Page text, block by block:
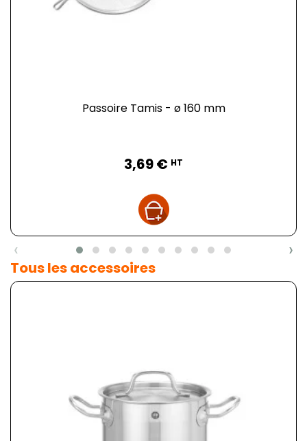
Passoire Tamis - ø 160 mm
3,69 € HT
‹ ›
Tous les accessoires